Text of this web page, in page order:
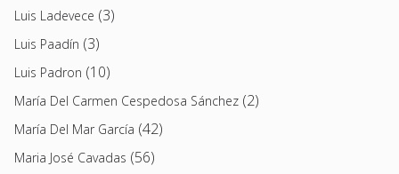
Luis Ladevece (3)
Luis Paadín (3)
Luis Padron (10)
María Del Carmen Cespedosa Sánchez (2)
María Del Mar García (42)
Maria José Cavadas (56)